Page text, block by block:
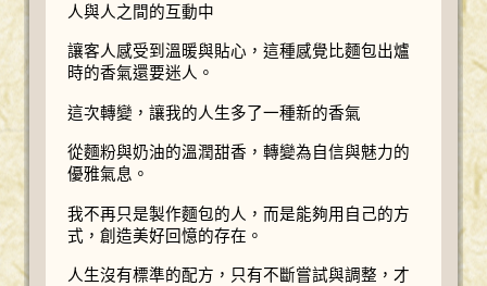
人與人之間的互動中
讓客人感受到溫暖與貼心，這種感覺比麵包出爐
時的香氣還要迷人。
這次轉變，讓我的人生多了一種新的香氣
從麵粉與奶油的溫潤甜香，轉變為自信與魅力的
優雅氣息。
我不再只是製作麵包的人，而是能夠用自己的方
式，創造美好回憶的存在。
人生沒有標準的配方，只有不斷嘗試與調整，才